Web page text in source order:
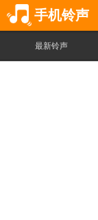
手机铃声
最新铃声